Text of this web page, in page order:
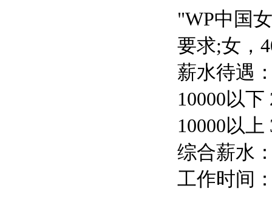
"WP中国
要求;女，
薪水待遇
10000以下
10000以上
综合薪水
工作时间